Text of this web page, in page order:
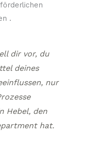
.
dir vor, du
deines
nur
Hebel, den
hat.